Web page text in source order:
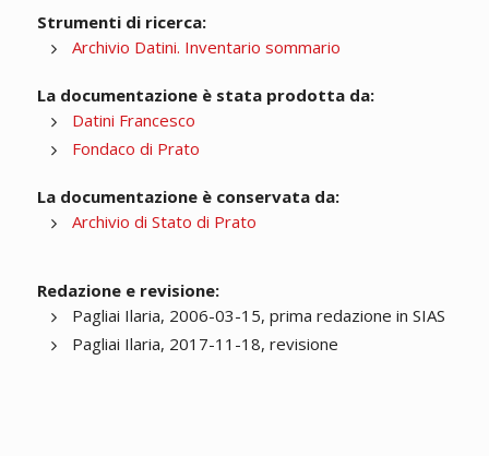
Strumenti di ricerca:
Archivio Datini. Inventario sommario
La documentazione è stata prodotta da:
Datini Francesco
Fondaco di Prato
La documentazione è conservata da:
Archivio di Stato di Prato
Redazione e revisione:
Pagliai Ilaria, 2006-03-15, prima redazione in SIAS
Pagliai Ilaria, 2017-11-18, revisione